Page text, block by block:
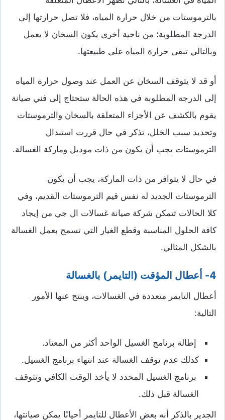
بالترموستات من خلال حرارة المياه، فلا تصل حرارتها إلى
الدرجة المطلوبة؛ من ناحية أخرى يكون السخان لا يعمل
وبالتالي تبقى حرارة المياه على طبيعتها.
أو قد لا يتوقف السخان عن العمل عند وصول حرارة المياه
إلى الدرجة المطلوبة في هذه الحالة ستحتاج إلى فني صيانة
يقوم بالكشف عن الأجزاء المتعلقة بالسخان والترموستات
وتحديد سبب الخلل، تذكر في حال قررت استبدال
الترموستات يجب أن يكون من ذات موديل وماركة الغسالة.
في حال لا يتوافر من ذات الماركة، يجب أن يكون
الترموستات الجديد له نفس قيم الترموستات القديم، وفي
كلا الحالات تتمكن شركة صيانة غسالات ال جي من إيجاد
كافة الحلول المناسبة وقطع الغيار التي تسمح بعمل الغسالة
بالشكل المثالي.
4- أعطال المؤقت (التايمر) بالغسالة
أعطال التايمر متعددة في الغسالات، وينتج عنها الأمور
التالية:
إطالة برنامج الغسيل الواحد أكثر من المعتاد.
كذلك عدم توقف الغسالة عند انتهاء برنامج الغسيل.
برنامج الغسيل المحدد لا يأخذ الوقت الكافي وتتوقف
الغسالة قبل ذلك.
الجدير بالذكر أنه بعض الأعطال للتايمر أحيانًا يمكن صيانتها،